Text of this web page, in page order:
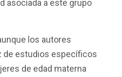
asociada a este grupo
los autores
de estudios específicos
de edad materna